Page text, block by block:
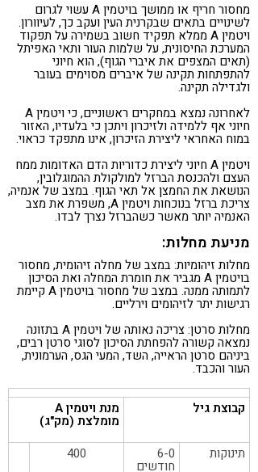
מחסור חריף או ממושך בויטמין A עשוי לגרום
לשינויים בתאים שבקרנית העין ועקב כך, לעיוורון.
ויטמין A ממלא תפקיד חשוב בשמירה על תפקוד
המערכת החיסונית, על שלמות העור ותאי האפיתל
(תאים המצפים את איברי הגוף), הוא חיוני
להתפתחות תקינה של איברים מסוימים בעובר
ולגדילה תקינה.
לאחרונה נמצא במחקרים ראשוניים, כי ויטמין A
חיוני אף ללמידה ולזיכרון ויתכן כי בלעדיו, האזור
במוח האחראי ליצירת הזיכרון, אינו מתפקד כראוי.
ויטמין A חיוני ליצירת כדוריות הדם האדומות ממח
העצם ולהכנסת הברזל למולקולת ההמוגלובין,
הנושאת את החמצן אל תאי הגוף. במצב של אנמיה,
צריכת ברזל בנוכחות ויטמין A, משפרת את מצב
האנמיה יותר מאשר כשהברזל נצרך לבדו.
מניעת מחלות:
מחלות זיהומיות: במצב של מחלה זיהומית, מחסור
בויטמין A מגביר את חומרת המחלה ואת הסיכון
לתמותה ממנה. במצב של מחסור בויטמין A קיימת
רגישות יתר לזיהומים וירליים.
מחלות סרטן: צריכה נאותה של ויטמין A בתזונה
נמצאה קשורה להפחתת הסיכון לסוגי סרטן רבים,
ביניהם סרטן הראייה, השד, המעי הגס, הערמונית,
העור והכבד.
קבוצת גיל מנת ויטמין A
מומלצת (מק"ג)
תינוקות
6-0
חודשים
400